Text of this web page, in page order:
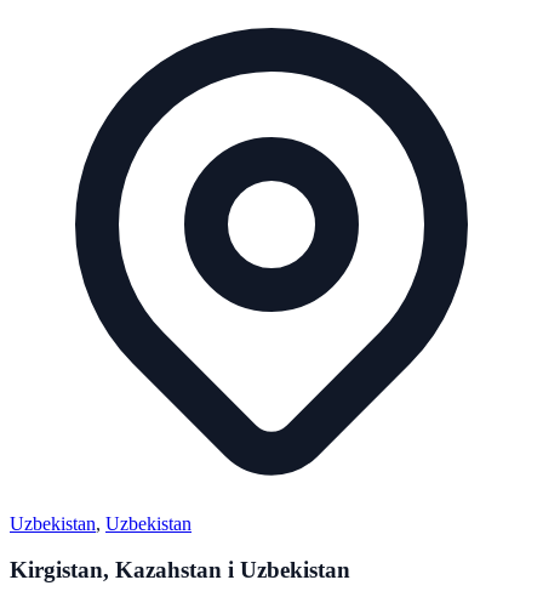
Uzbekistan, Uzbekistan
Kirgistan, Kazahstan i Uzbekistan